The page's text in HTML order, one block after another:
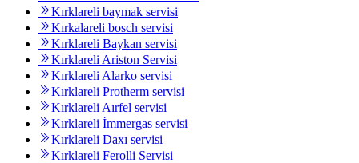
Kırklareli baymak servisi
Kırkalareli bosch servisi
Kırklareli Baykan servisi
Kırklareli Ariston Servisi
Kırklareli Alarko servisi
Kırklareli Protherm servisi
Kırklareli Aırfel servisi
Kırklareli İmmergas servisi
Kırklareli Daxı servisi
Kırklareli Ferolli Servisi